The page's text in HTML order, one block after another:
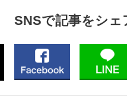
SNSで記事をシェ